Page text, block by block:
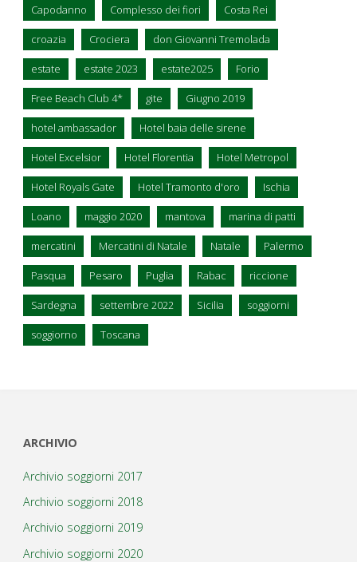
Capodanno Complesso dei fiori Costa Rei
croazia Crociera don Giovanni Tremolada
estate estate 2023 estate2025 Forio
Free Beach Club 4* gite Giugno 2019
hotel ambassador Hotel baia delle sirene
Hotel Excelsior Hotel Florentia Hotel Metropol
Hotel Royals Gate Hotel Tramonto d'oro Ischia
Loano maggio 2020 mantova marina di patti
mercatini Mercatini di Natale Natale Palermo
Pasqua Pesaro Puglia Rabac riccione
Sardegna settembre 2022 Sicilia soggiorni
soggiorno Toscana
ARCHIVIO
Archivio soggiorni 2017
Archivio soggiorni 2018
Archivio soggiorni 2019
Archivio soggiorni 2020